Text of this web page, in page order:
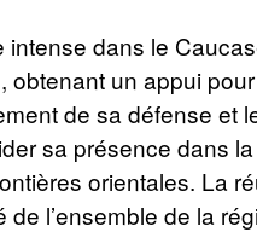
dans le
obtenant un appui
de sa défense et
sa présence dans
orientales. La
l’ensemble de la